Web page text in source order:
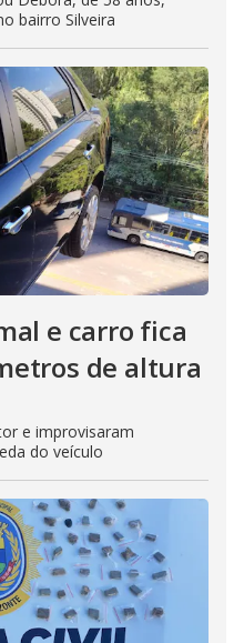
bairro Silveira
e carro fica
de altura
e improvisaram
do veículo